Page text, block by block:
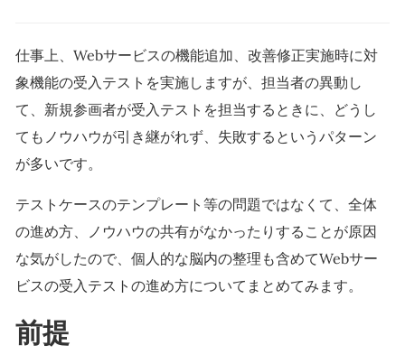
仕事上、Webサービスの機能追加、改善修正実施時に対
象機能の受入テストを実施しますが、担当者の異動し
て、新規参画者が受入テストを担当するときに、どうし
てもノウハウが引き継がれず、失敗するというパターン
が多いです。
テストケースのテンプレート等の問題ではなくて、全体
の進め方、ノウハウの共有がなかったりすることが原因
な気がしたので、個人的な脳内の整理も含めてWebサー
ビスの受入テストの進め方についてまとめてみます。
前提